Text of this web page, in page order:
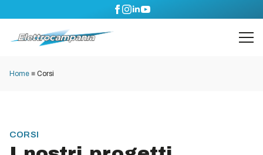
Home ■ Corsi
CORSI